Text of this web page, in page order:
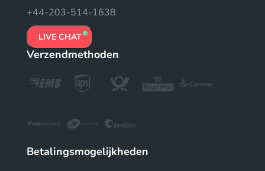
+44-203-514-1638
LIVE CHAT
Verzendmethoden
Betalingsmogelijkheden